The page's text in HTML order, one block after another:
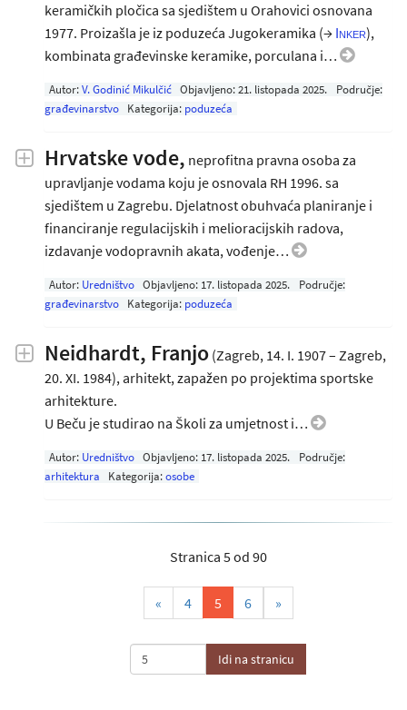
keramičkih pločica sa sjedištem u Orahovici osnovana
1977. Proizašla je iz poduzeća Jugokeramika (→ Inker),
kombinata građevinske keramike, porculana i…
Autor: V. Godinić Mikulčić Objavljeno:21. listopada 2025.
Područje:
građevinarstvo
Kategorija: poduzeća
Hrvatske vode, neprofitna pravna osoba za
upravljanje vodama koju je osnovala RH 1996. sa
sjedištem u Zagrebu. Djelatnost obuhvaća planiranje i
financiranje regulacijskih i melioracijskih radova,
izdavanje vodopravnih akata, vođenje…
Autor: Uredništvo Objavljeno: 17. listopada 2025.
Područje:
građevinarstvo
Kategorija: poduzeća
Neidhardt, Franjo (Zagreb, 14. I. 1907 – Zagreb,
20. XI. 1984), arhitekt, zapažen po projektima sportske
arhitekture.
U Beču je studirao na Školi za umjetnost i…
Autor: Uredništvo Objavljeno: 17. listopada 2025.
Područje:
arhitektura
Kategorija:osobe
Stranica 5 od 90
« 4 5(current)
6 »